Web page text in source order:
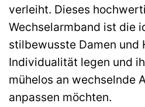
verleiht. Dieses
Wechselarmband ist die
stilbewusste Damen und
Individualität legen und
mühelos an wechselnde
anpassen möchten.